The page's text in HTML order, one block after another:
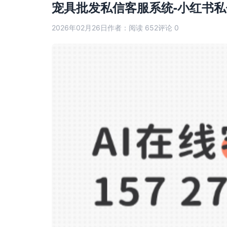
宠具批发私信客服系统-小红书
2026年02月26日作者： 阅读 652评论 0